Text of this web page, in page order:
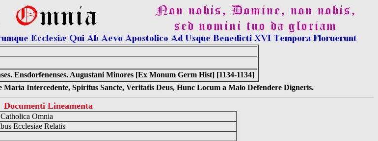
Ensdorfenenses. Augustani Minores [Ex Monum Germ Hist] [1134-1134]
Intercedente, Spiritus Sancte, Veritatis Deus, Hunc Locum a Malo Defendere Digneris.
Documenti Lineamenta
Omnia
Ecclesiae Relatis